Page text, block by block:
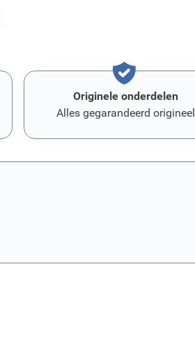
Originele onderdelen
Alles gegarandeerd origineel